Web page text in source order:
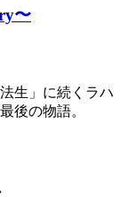
〜
生」に続くラハ
後の物語。